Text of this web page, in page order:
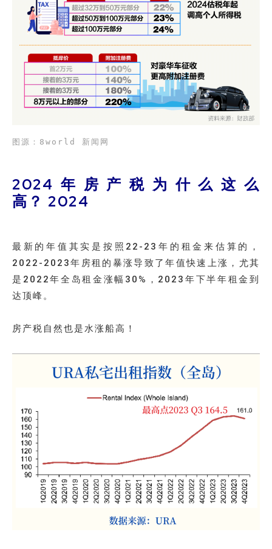
图源：8world 新闻网
2024年房产税为什么这么
高？ 2024
最新的年值其实是按照22-23年的租金来估算的，
2022-2023年房租的暴涨导致了年值快速上涨，尤其
是2022年全岛租金涨幅30%，2023年下半年租金到
达顶峰。
房产税自然也是水涨船高！